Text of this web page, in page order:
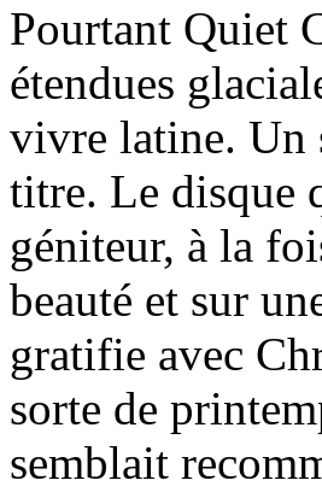
Pourtant Quiet
étendues
vivre latine. Un
titre. Le disque
géniteur, à la
beauté et sur
gratifie avec
sorte de
semblait